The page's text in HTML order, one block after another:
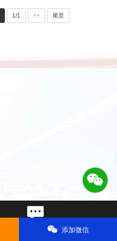
1/1 >> 尾页
在线留言 添加微信